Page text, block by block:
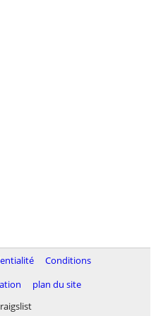
Conditions
plan du site